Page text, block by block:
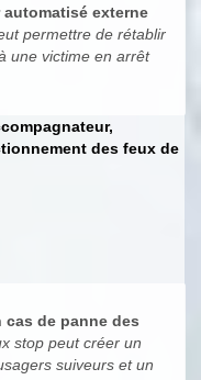
automatisé externe
permettre de rétablir
une victime en arrêt
des feux de
de panne des
stop peut créer un
suiveurs et un